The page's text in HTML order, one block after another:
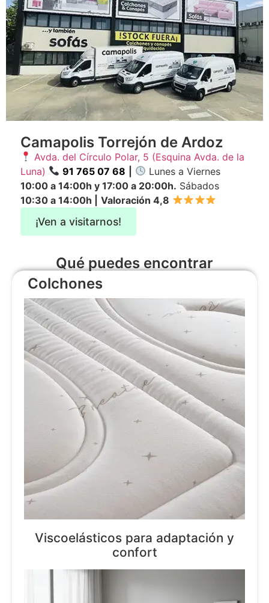
Camapolis Torrejón de Ardoz
Avda. del Círculo Polar, 5 (Esquina Avda. de la
Luna)
91 765 07 68
Lunes a Viernes
10:00 a 14:00h y 17:00 a 20:00h. Sábados
10:30 a 14:00h
Valoración 4,8
¡Ven a visitarnos!
Qué puedes encontrar
Colchones
Viscoelásticos para adaptación y
confort